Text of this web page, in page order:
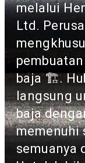
melalui
Ltd.
baja 🏗.
langsung
baja
memenuhi
semuanya